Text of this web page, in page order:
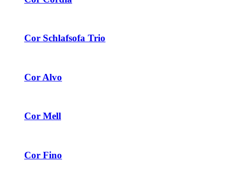
Cor Schlafsofa Trio
Cor Alvo
Cor Mell
Cor Fino